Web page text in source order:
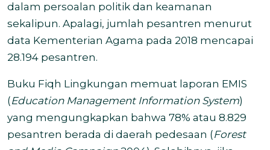
dalam persoalan politik dan keamanan
sekalipun. Apalagi, jumlah pesantren menurut
data Kementerian Agama pada 2018 mencapai
28.194 pesantren.
Buku Fiqh Lingkungan memuat laporan EMIS
(Education Management Information System)
yang mengungkapkan bahwa 78% atau 8.829
pesantren berada di daerah pedesaan (Forest